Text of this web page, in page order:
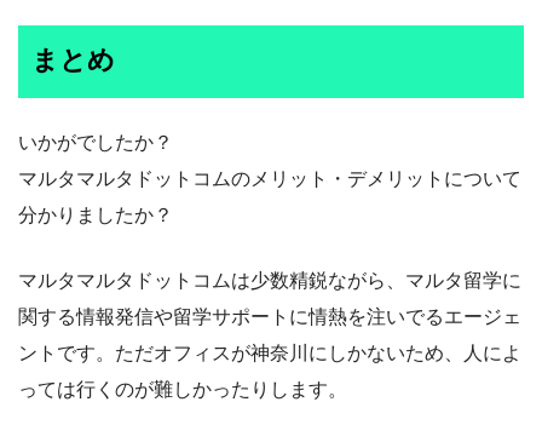
まとめ
いかがでしたか？
マルタマルタドットコムのメリット・デメリットについて
分かりましたか？
マルタマルタドットコムは少数精鋭ながら、マルタ留学に
関する情報発信や留学サポートに情熱を注いでるエージェ
ントです。ただオフィスが神奈川にしかないため、人によ
っては行くのが難しかったりします。